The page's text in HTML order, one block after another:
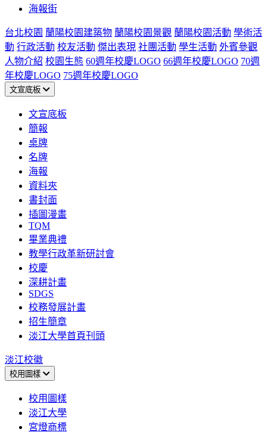
海報街
台北校園 蘭陽校園建築物 蘭陽校園景觀 蘭陽校園活動 學術活
動 行政活動 校友活動 傑出表現 社團活動 學生活動 外賓參觀
人物介紹 校園生態 60週年校慶LOGO 66週年校慶LOGO 70週
年校慶LOGO 75週年校慶LOGO
文宣底板
文宣底板
簡報
桌牌
名牌
海報
資料夾
書封面
插圖漫畫
TQM
畢業典禮
教學行政革新研討會
校慶
深耕計畫
SDGS
校務發展計畫
招生簡章
淡江大學首頁刊頭
淡江校徽
校用圖樣
校用圖樣
淡江大學
宮燈商標